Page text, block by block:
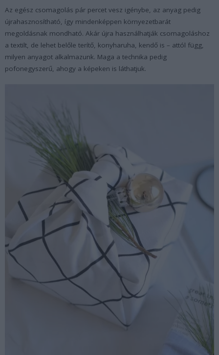
Az egész csomagolás pár percet vesz igénybe, az anyag pedig
újrahasznosítható, így mindenképpen környezetbarát
megoldásnak mondható. Akár újra használhatják csomagoláshoz
a textilt, de lehet belőle terítő, konyharuha, kendő is – attól függ,
milyen anyagot alkalmazunk. Maga a technika pedig
pofonegyszerű, ahogy a képeken is láthatjuk.